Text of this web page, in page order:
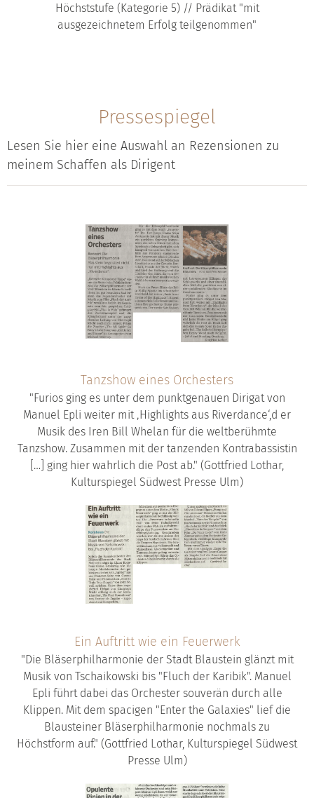
Höchststufe (Kategorie 5) // Prädikat "mit
ausgezeichnetem Erfolg teilgenommen"
Pressespiegel
Lesen Sie hier eine Auswahl an Rezensionen zu
meinem Schaffen als Dirigent
Tanzshow eines Orchesters
"Furios ging es unter dem punktgenauen Dirigat von
Manuel Epli weiter mit ‚Highlights aus Riverdance‘,d er
Musik des Iren Bill Whelan für die weltberühmte
Tanzshow. Zusammen mit der tanzenden Kontrabassistin
[…] ging hier wahrlich die Post ab." (Gottfried Lothar,
Kulturspiegel Südwest Presse Ulm)
Ein Auftritt wie ein Feuerwerk
"Die Bläserphilharmonie der Stadt Blaustein glänzt mit
Musik von Tschaikowski bis "Fluch der Karibik". Manuel
Epli führt dabei das Orchester souverän durch alle
Klippen. Mit dem spacigen "Enter the Galaxies" lief die
Blausteiner Bläserphilharmonie nochmals zu
Höchstform auf." (Gottfried Lothar, Kulturspiegel Südwest
Presse Ulm)